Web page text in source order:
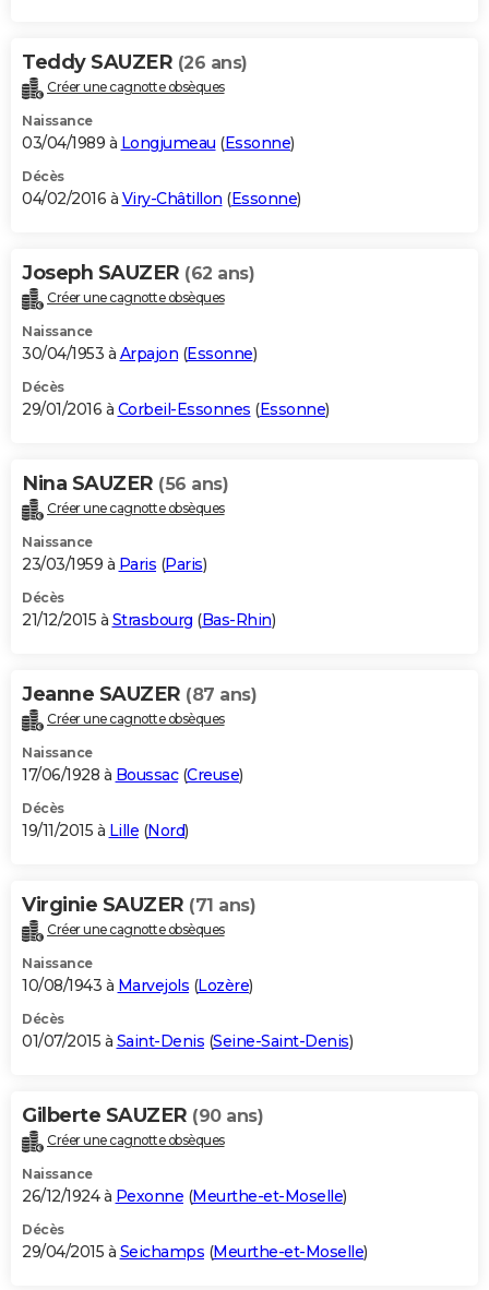
Teddy SAUZER (26 ans)
Créer une cagnotte obsèques
Naissance
03/04/1989 à Longjumeau (Essonne)
Décès
04/02/2016 à Viry-Châtillon (Essonne)
Joseph SAUZER (62 ans)
Créer une cagnotte obsèques
Naissance
30/04/1953 à Arpajon (Essonne)
Décès
29/01/2016 à Corbeil-Essonnes (Essonne)
Nina SAUZER (56 ans)
Créer une cagnotte obsèques
Naissance
23/03/1959 à Paris (Paris)
Décès
21/12/2015 à Strasbourg (Bas-Rhin)
Jeanne SAUZER (87 ans)
Créer une cagnotte obsèques
Naissance
17/06/1928 à Boussac(Creuse)
Décès
19/11/2015 à Lille (Nord)
Virginie SAUZER (71 ans)
Créer une cagnotte obsèques
Naissance
10/08/1943 à Marvejols (Lozère)
Décès
01/07/2015 à Saint-Denis (Seine-Saint-Denis)
Gilberte SAUZER (90 ans)
Créer une cagnotte obsèques
Naissance
26/12/1924 à Pexonne (Meurthe-et-Moselle)
Décès
29/04/2015 à Seichamps (Meurthe-et-Moselle)